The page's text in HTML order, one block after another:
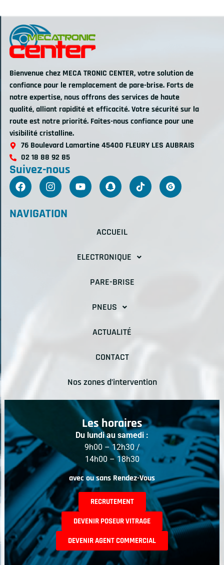
Bienvenue chez MECA TRONIC CENTER, votre solution de
confiance pour le remplacement de pare-brise. Forts de
notre expertise, nous offrons des services de haute
qualité, alliant rapidité et efficacité. Votre sécurité sur la
route est notre priorité. Faites-nous confiance pour une
visibilité cristalline.
76 Boulevard Lamartine 45400 FLEURY LES AUBRAIS
02 18 88 92 85
Suivez-nous
NAVIGATION
ACCUEIL
ELECTRONIQUE
PARE-BRISE
PNEUS
ACTUALITÉ
CONTACT
Nos zones d’intervention
Les horaires
Du lundi au samedi :
9h00 – 12h30 /
14h00 – 18h30
avec ou sans Rendez-Vous
RECRUTEMENT
DEVENIR POSEUR VITRAGE
DEVENIR AGENT COMMERCIAL